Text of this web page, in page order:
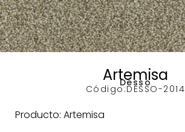
Artemisa
Desso
Código:DESSO-2014
Producto: Artemisa